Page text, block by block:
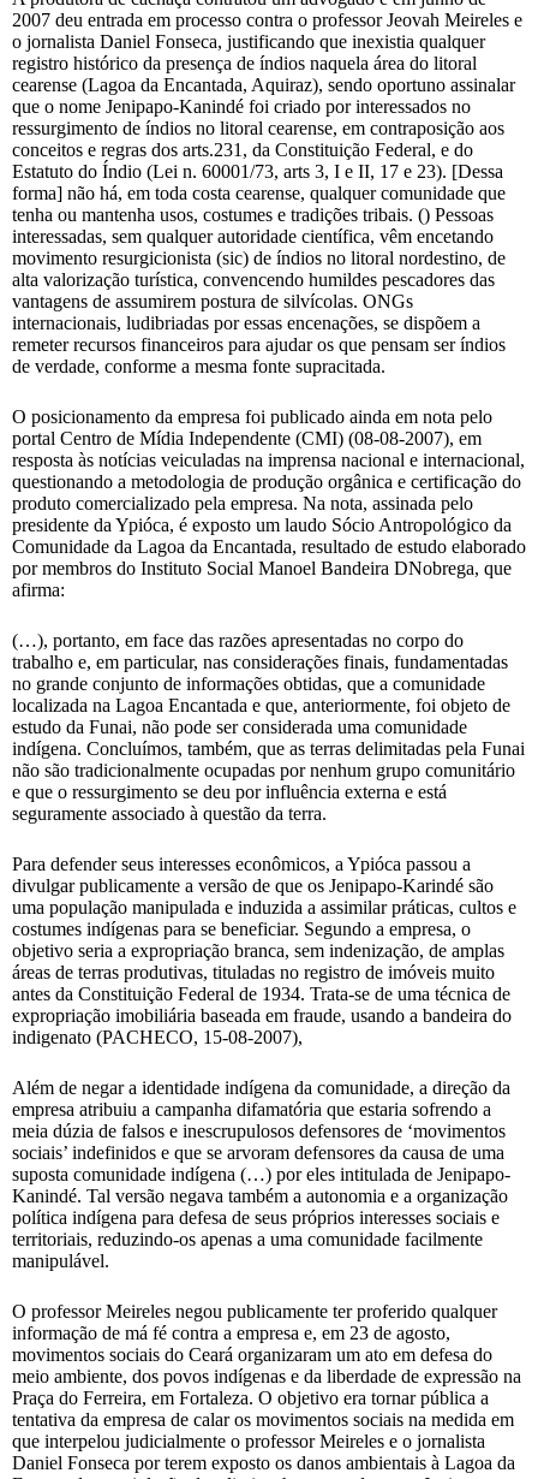
2007 deu entrada em processo contra o professor Jeovah Meireles e
o jornalista Daniel Fonseca, justificando que inexistia qualquer
registro histórico da presença de índios naquela área do litoral
cearense (Lagoa da Encantada, Aquiraz), sendo oportuno assinalar
que o nome Jenipapo-Kanindé foi criado por interessados no
ressurgimento de índios no litoral cearense, em contraposição aos
conceitos e regras dos arts.231, da Constituição Federal, e do
Estatuto do Índio (Lei n. 60001/73, arts 3, I e II, 17 e 23). [Dessa
forma] não há, em toda costa cearense, qualquer comunidade que
tenha ou mantenha usos, costumes e tradições tribais. () Pessoas
interessadas, sem qualquer autoridade científica, vêm encetando
movimento resurgicionista (sic) de índios no litoral nordestino, de
alta valorização turística, convencendo humildes pescadores das
vantagens de assumirem postura de silvícolas. ONGs
internacionais, ludibriadas por essas encenações, se dispõem a
remeter recursos financeiros para ajudar os que pensam ser índios
de verdade, conforme a mesma fonte supracitada.
O posicionamento da empresa foi publicado ainda em nota pelo
portal Centro de Mídia Independente (CMI) (08-08-2007), em
resposta às notícias veiculadas na imprensa nacional e internacional,
questionando a metodologia de produção orgânica e certificação do
produto comercializado pela empresa. Na nota, assinada pelo
presidente da Ypióca, é exposto um laudo Sócio Antropológico da
Comunidade da Lagoa da Encantada, resultado de estudo elaborado
por membros do Instituto Social Manoel Bandeira DNobrega, que
afirma:
(…), portanto, em face das razões apresentadas no corpo do
trabalho e, em particular, nas considerações finais, fundamentadas
no grande conjunto de informações obtidas, que a comunidade
localizada na Lagoa Encantada e que, anteriormente, foi objeto de
estudo da Funai, não pode ser considerada uma comunidade
indígena. Concluímos, também, que as terras delimitadas pela Funai
não são tradicionalmente ocupadas por nenhum grupo comunitário
e que o ressurgimento se deu por influência externa e está
seguramente associado à questão da terra.
Para defender seus interesses econômicos, a Ypióca passou a
divulgar publicamente a versão de que os Jenipapo-Karindé são
uma população manipulada e induzida a assimilar práticas, cultos e
costumes indígenas para se beneficiar. Segundo a empresa, o
objetivo seria a expropriação branca, sem indenização, de amplas
áreas de terras produtivas, tituladas no registro de imóveis muito
antes da Constituição Federal de 1934. Trata-se de uma técnica de
expropriação imobiliária baseada em fraude, usando a bandeira do
indigenato (PACHECO, 15-08-2007),
Além de negar a identidade indígena da comunidade, a direção da
empresa atribuiu a campanha difamatória que estaria sofrendo a
meia dúzia de falsos e inescrupulosos defensores de ‘movimentos
sociais’ indefinidos e que se arvoram defensores da causa de uma
suposta comunidade indígena (…) por eles intitulada de Jenipapo-
Kanindé. Tal versão negava também a autonomia e a organização
política indígena para defesa de seus próprios interesses sociais e
territoriais, reduzindo-os apenas a uma comunidade facilmente
manipulável.
O professor Meireles negou publicamente ter proferido qualquer
informação de má fé contra a empresa e, em 23 de agosto,
movimentos sociais do Ceará organizaram um ato em defesa do
meio ambiente, dos povos indígenas e da liberdade de expressão na
Praça do Ferreira, em Fortaleza. O objetivo era tornar pública a
tentativa da empresa de calar os movimentos sociais na medida em
que interpelou judicialmente o professor Meireles e o jornalista
Daniel Fonseca por terem exposto os danos ambientais à Lagoa da